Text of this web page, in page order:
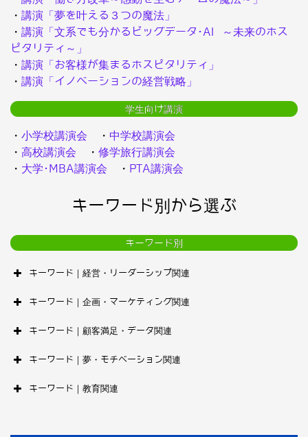
・ 講演「夢を叶える３つの魔法」
・ 講演「文系でも分かるビッグデータ･AI ～未来のホス
ピタリティ～」
・ 講演「お客様が集まるホスピタリティ」
・ 講演「イノベーションの経営戦略」
学生向け講演
・ 小学校講演会 ・ 中学校講演会
・ 高校講演会 ・ 修学旅行講演会
・ 大学･MBA講演会 ・ PTA講演会
キーワード別から選ぶ
キーワード別
キーワード｜経営・リーダーシップ関連
キーワード｜企画・マーケティング関連
キーワード｜顧客満足・データ関連
キーワード｜夢・モチベーション関連
キーワード｜教育関連